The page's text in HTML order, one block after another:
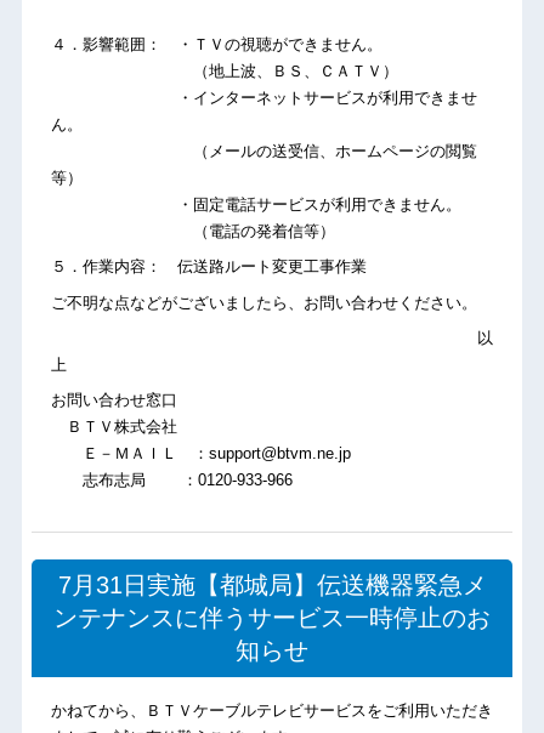
４．影響範囲： ・ＴＶの視聴ができません。
（地上波、ＢＳ、ＣＡＴＶ）
・インターネットサービスが利用できませ
ん。
（メールの送受信、ホームページの閲覧
等）
・固定電話サービスが利用できません。
（電話の発着信等）
５．作業内容： 伝送路ルート変更工事作業
ご不明な点などがございましたら、お問い合わせください。
以
上
お問い合わせ窓口
ＢＴＶ株式会社
Ｅ－ＭＡＩＬ ：support@btvm.ne.jp
志布志局 ：0120-933-966
7月31日実施【都城局】伝送機器緊急メ
ンテナンスに伴うサービス一時停止のお
知らせ
かねてから、ＢＴＶケーブルテレビサービスをご利用いただき